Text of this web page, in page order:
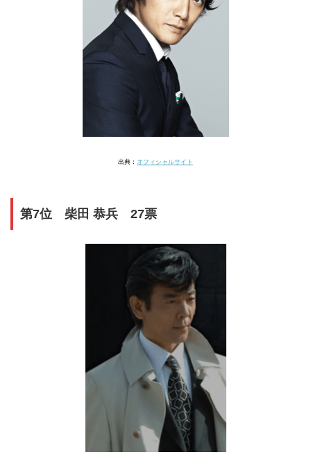
出典： オフィシャルサイト
第7位 柴田 恭兵 27票